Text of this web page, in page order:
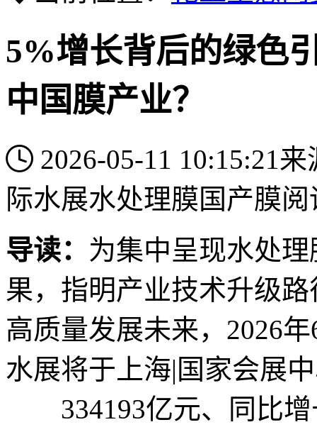
5%增长背后的绿色
中国膜产业？
2026-05-11 10:15:21来
际水展水处理膜国产膜阅
导读： 为集中呈现水处
果，指明产业技术升级
高质量发展未来，2026
水展将于上海|国家会展
334193亿元、同比增